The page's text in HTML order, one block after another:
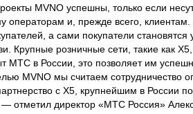
MVNO успешны, только если
операторам и, прежде всего,
а сами покупатели
Крупные розничные сети, такие как
МТС в России, это позволяет им
MVNO мы считаем сотрудничество
с X5, крупнейшим в России
отметил директор «МТС Россия»